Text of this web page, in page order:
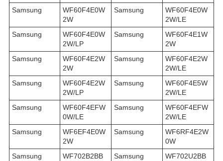
Samsung
WF60F4E0W
2W
Samsung
WF60F4E0W
2W/LE
Samsung
WF60F4E0W
2W/LP
Samsung
WF60F4E1W
2W
Samsung
WF60F4E2W
2W
Samsung
WF60F4E2W
2W/LE
Samsung
WF60F4E2W
2W/LP
Samsung
WF60F4E5W
2W/LE
Samsung
WF60F4EFW
0W/LE
Samsung
WF60F4EFW
2W/LE
Samsung
WF6EF4E0W
2W
Samsung
WF6RF4E2W
0W
Samsung
WF702B2BB
Samsung
WF702U2BB